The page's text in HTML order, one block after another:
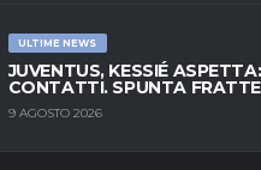
ULTIME NEWS
JUVENTUS, KESSIÉ
CONTATTI. SPUNTA
9 AGOSTO 2026